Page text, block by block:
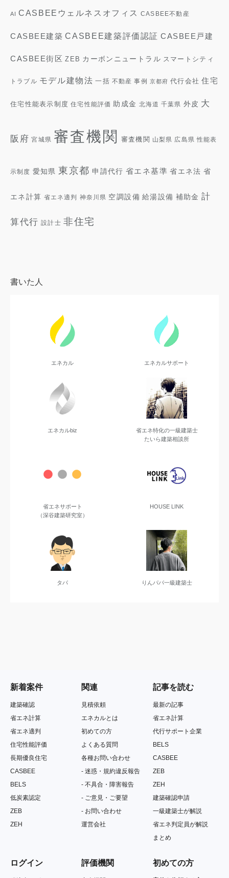
AI CASBEEウェルネスオフィス CASBEE不動産
CASBEE建築 CASBEE建築評価認証 CASBEE戸建
CASBEE街区 ZEB カーボンニュートラル スマートシティ
トラブル モデル建物法 一括 不動産 事例 京都府 代行会社 住宅
住宅性能表示制度 住宅性能評価 助成金 北海道 千葉県 外皮 大
阪府 宮城県 審査機関 審査機関 山梨県 広島県 性能表
示制度 愛知県 東京都 申請代行 省エネ基準 省エネ法 省
エネ計算 省エネ適判 神奈川県 空調設備 給湯設備 補助金 計
算代行 設計士 非住宅
書いた人
エネカル エネカルサポート
エネカルbiz
省エネ特化の一級建築士
たいら建築相談所
省エネサポート
（深谷建築研究室）
HOUSE LINK
タパ りんパパ一級建築士
新着案件
建築確認
省エネ計算
省エネ適判
住宅性能評価
長期優良住宅
CASBEE
BELS
低炭素認定
ZEB
ZEH
関連
見積依頼
エネカルとは
初めての方
よくある質問
各種お問い合わせ
- 迷惑 ・規約違反報告
- 不具合・障害報告
- ご意見・ご要望
- お問い合わせ
運営会社
記事を読む
最新の記事
省エネ計算
代行サポート企業
BELS
CASBEE
ZEB
ZEH
建築確認申請
一級建築士が解説
省エネ判定員が解説
まとめ
ログイン 評価機関 初めての方